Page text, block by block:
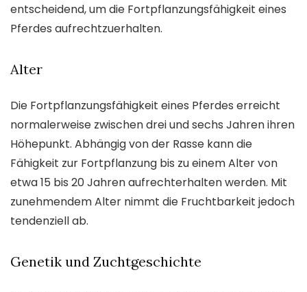
entscheidend, um die Fortpflanzungsfähigkeit eines
Pferdes aufrechtzuerhalten.
Alter
Die Fortpflanzungsfähigkeit eines Pferdes erreicht
normalerweise zwischen drei und sechs Jahren ihren
Höhepunkt. Abhängig von der Rasse kann die
Fähigkeit zur Fortpflanzung bis zu einem Alter von
etwa 15 bis 20 Jahren aufrechterhalten werden. Mit
zunehmendem Alter nimmt die Fruchtbarkeit jedoch
tendenziell ab.
Genetik und Zuchtgeschichte